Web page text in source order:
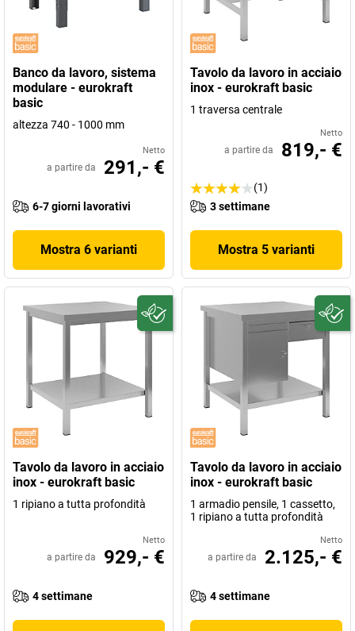
Banco da lavoro, sistema
modulare - eurokraft
basic
altezza 740 - 1000 mm
Netto
a partire da 291,- €
6-7 giorni lavorativi
Mostra 6 varianti
Tavolo da lavoro in acciaio
inox - eurokraft basic
1 traversa centrale
Netto
a partire da 819,- €
(1)
3 settimane
Mostra 5 varianti
Tavolo da lavoro in acciaio
inox - eurokraft basic
1 ripiano a tutta profondità
Netto
a partire da 929,- €
4 settimane
Tavolo da lavoro in acciaio
inox - eurokraft basic
1 armadio pensile, 1 cassetto,
1 ripiano a tutta profondità
Netto
a partire da 2.125,- €
4 settimane